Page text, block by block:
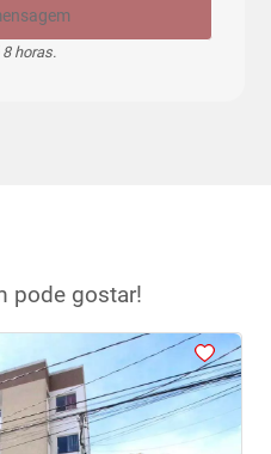
horas.
pode gostar!